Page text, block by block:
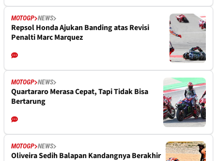
MOTOGP NEWS
Repsol Honda Ajukan Banding atas Revisi
Penalti Marc Marquez
MOTOGP NEWS
Quartararo Merasa Cepat, Tapi Tidak Bisa
Bertarung
MOTOGP NEWS
Oliveira Sedih Balapan Kandangnya Berakhir